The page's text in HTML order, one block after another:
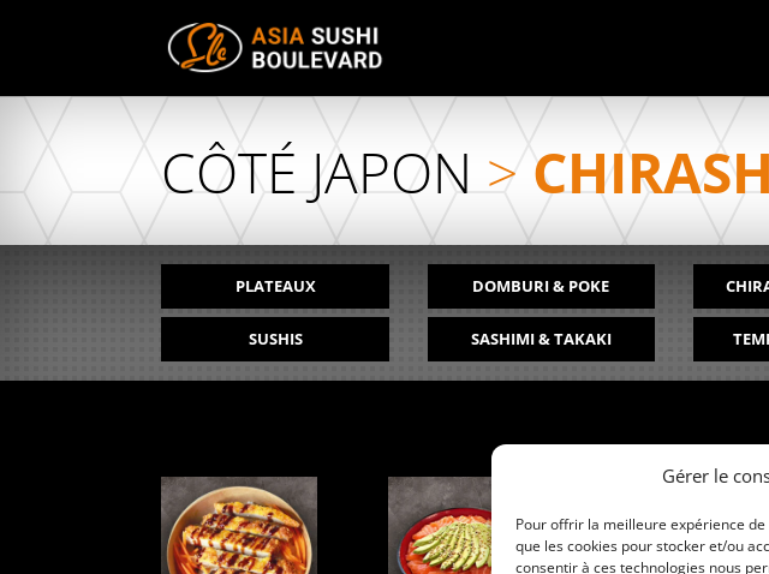
Gérer le
Pour offrir la meilleure expérience
que les cookies pour stocker et/ou
consentir à ces technologies nous
CÔTÉ JAPON >
PLATEAUX DOMBURI & POKE
SUSHIS SASHIMI & TAKAKI